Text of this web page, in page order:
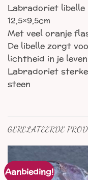
Labradoriet libelle
12,5×9,5cm
Met veel oranje
De libelle zorgt
lichtheid in je leven
Labradoriet
steen
GERELATEERDE
Aanbieding!